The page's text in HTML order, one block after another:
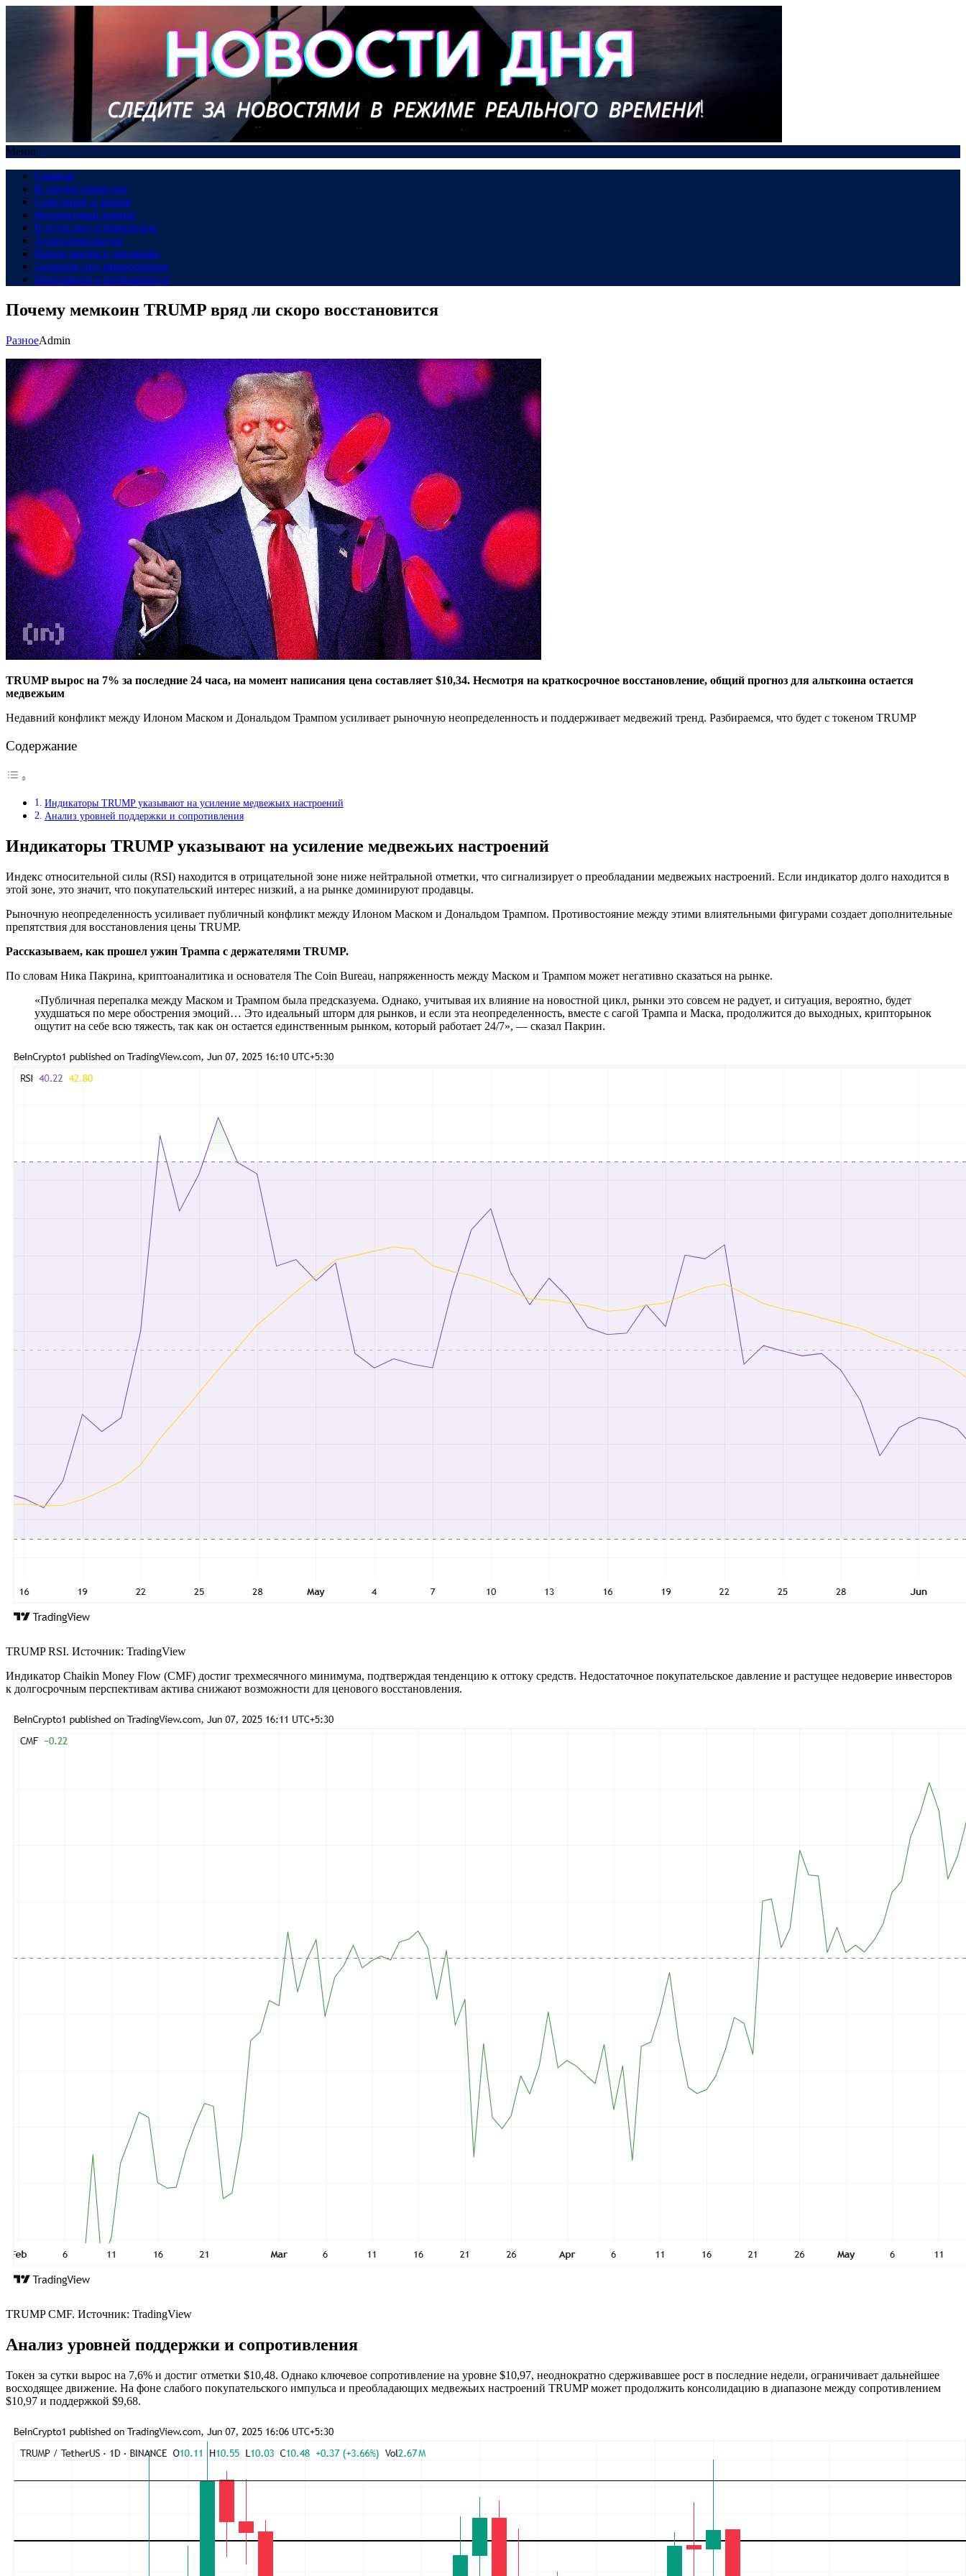
Меню
Главная
В сердце общества
Созидание и рынок
Финансовый компас
В пути: все о транспорте
Техно-революция
Рынок жилья в динамике
Здоровье под микроскопом
Инновации и возможности
Почему мемкоин TRUMP вряд ли скоро восстановится
РазноеAdmin
TRUMP вырос на 7% за последние 24 часа, на момент написания цена составляет $10,34. Несмотря на краткосрочное восстановление, общий прогноз для альткоина остается
медвежьим
Недавний конфликт между Илоном Маском и Дональдом Трампом усиливает рыночную неопределенность и поддерживает медвежий тренд. Разбираемся, что будет с токеном TRUMP
Содержание
Индикаторы TRUMP указывают на усиление медвежьих настроений
Анализ уровней поддержки и сопротивления
Индикаторы TRUMP указывают на усиление медвежьих настроений
Индекс относительной силы (RSI) находится в отрицательной зоне ниже нейтральной отметки, что сигнализирует о преобладании медвежьих настроений. Если индикатор долго находится в
этой зоне, это значит, что покупательский интерес низкий, а на рынке доминируют продавцы.
Рыночную неопределенность усиливает публичный конфликт между Илоном Маском и Дональдом Трампом. Противостояние между этими влиятельными фигурами создает дополнительные
препятствия для восстановления цены TRUMP.
Рассказываем, как прошел ужин Трампа с держателями TRUMP.
По словам Ника Пакрина, криптоаналитика и основателя The Coin Bureau, напряженность между Маском и Трампом может негативно сказаться на рынке.
«Публичная перепалка между Маском и Трампом была предсказуема. Однако, учитывая их влияние на новостной цикл, рынки это совсем не радует, и ситуация, вероятно, будет
ухудшаться по мере обострения эмоций… Это идеальный шторм для рынков, и если эта неопределенность, вместе с сагой Трампа и Маска, продолжится до выходных, крипторынок
ощутит на себе всю тяжесть, так как он остается единственным рынком, который работает 24/7», — сказал Пакрин.
TRUMP RSI. Источник: TradingView
Индикатор Chaikin Money Flow (CMF) достиг трехмесячного минимума, подтверждая тенденцию к оттоку средств. Недостаточное покупательское давление и растущее недоверие инвесторов
к долгосрочным перспективам актива снижают возможности для ценового восстановления.
TRUMP CMF. Источник: TradingView
Анализ уровней поддержки и сопротивления
Токен за сутки вырос на 7,6% и достиг отметки $10,48. Однако ключевое сопротивление на уровне $10,97, неоднократно сдерживавшее рост в последние недели, ограничивает дальнейшее
восходящее движение. На фоне слабого покупательского импульса и преобладающих медвежьих настроений TRUMP может продолжить консолидацию в диапазоне между сопротивлением
$10,97 и поддержкой $9,68.